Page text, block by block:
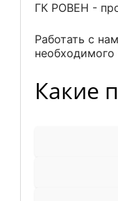
ГК РОВЕН -
Работать с
необходимого
Какие